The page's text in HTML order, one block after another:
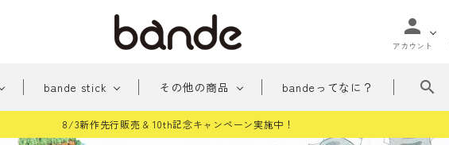
person
アカウント
bande stick その他の商品 bandeってなに？ search
8/3新作先行販売 & 10th記念キャンペーン実施中！